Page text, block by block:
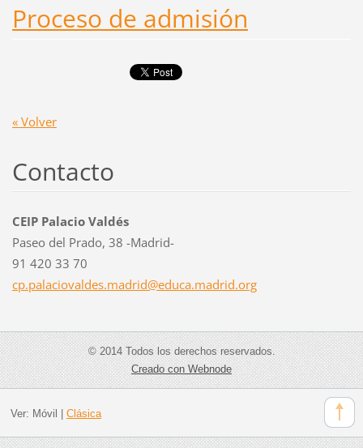
Proceso de admisión
« Volver
Contacto
CEIP Palacio Valdés
Paseo del Prado, 38 -Madrid-
91 420 33 70
cp.palaciovaldes.madrid@educa.madrid.org
© 2014 Todos los derechos reservados.
Creado con Webnode
Ver: Móvil Clásica